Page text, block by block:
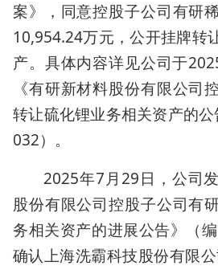
案》，同意控股子公司有研
10,954.24万元，公开挂牌转
产。具体内容详见公司于
《有研新材料股份有限公司
转让硫化锂业务相关资产的
032）。
2025年7月29日，公司
股份有限公司控股子公司有
务相关资产的进展公告》（
确认上海洗霸科技股份有限